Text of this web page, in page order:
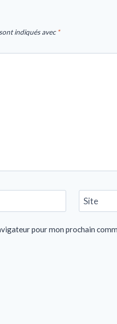
indiqués avec*
Site
pour mon prochain